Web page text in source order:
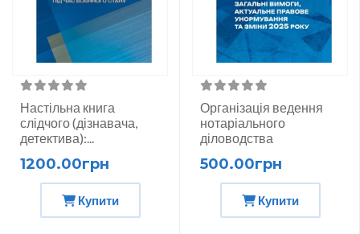
Настільна книга
слідчого (дізнавача,
детектива):...
1200.00грн
Купити
Організація ведення
нотаріального
діловодства
500.00грн
Купити